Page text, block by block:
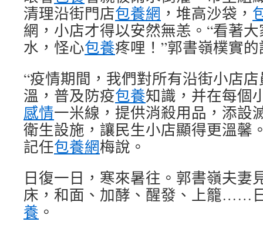
清理沿街門店包養網 ，堆高沙袋，
網，小店才得以安然無恙。“看著
水，怪心包養疼哩！”郭書嶺樸實
“疫情期間，我們對所有沿街小店店
溫，普及防疫包養知識，并在每個
感情一米線，提供消殺用品，添設
衛生設施，讓民生小店顯得更溫馨
記任包養網梅說。
日復一日，寒來暑往。郭書嶺夫妻
床，和面、加酵、醒發、上籠……
養 。